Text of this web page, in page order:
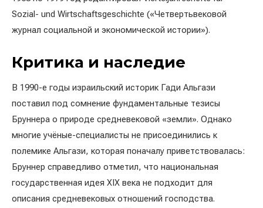
Sozial- und Wirtschaftsgeschichte («Четвертьвековой
журнал социальной и экономической истории»).
Критика и наследие
В 1990-е годы израильский историк Гади Альгази
поставил под сомнение фундаментальные тезисы
Бруннера о природе средневековой «земли». Однако
многие учёные-специалисты не присоединились к
полемике Альгази, которая поначалу приветствовалась:
Бруннер справедливо отметил, что национальная
государственная идея XIX века не подходит для
описания средневековых отношений господства.